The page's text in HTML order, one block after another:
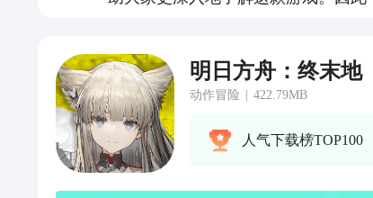
明日方舟：终末地
动作冒险 422.79MB
人气下载榜TOP100